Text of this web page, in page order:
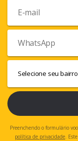
Preenchendo o formulário
política de privacidade .